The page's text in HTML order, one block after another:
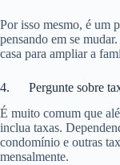
Por isso mesmo, é um
pensando em se
casa para ampliar a
4. Pergunte sobre
É muito comum que
inclua taxas.
condomínio e outras
mensalmente.